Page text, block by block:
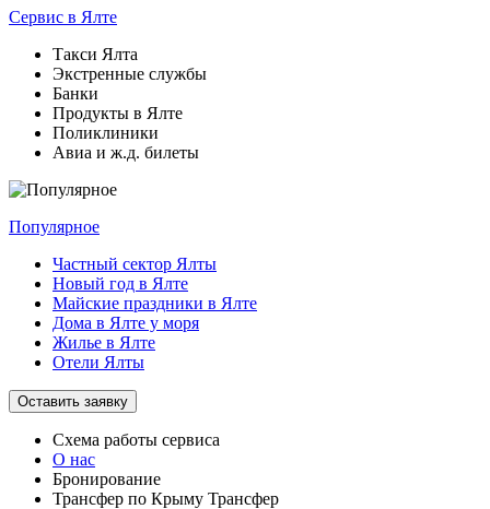
Сервис в Ялте
Такси Ялта
Экстренные службы
Банки
Продукты в Ялте
Поликлиники
Авиа и ж.д. билеты
Популярное
Частный сектор Ялты
Новый год в Ялте
Майские праздники в Ялте
Дома в Ялте у моря
Жилье в Ялте
Отели Ялты
Оставить заявку
Схема работы сервиса
О нас
Бронирование
Трансфер по Крыму Трансфер